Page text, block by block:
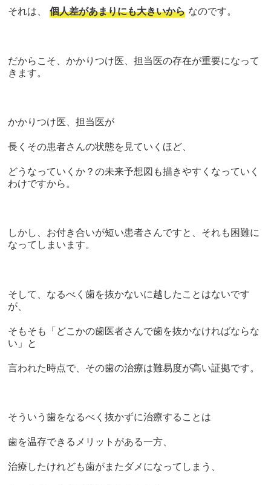
それは、 個人差があまりにも大きいから なのです。
だからこそ、かかりつけ医、担当医の存在が重要になって
きます。
かかりつけ医、担当医が
長くその患者さんの状態を見ていくほど、
どうなっていくか？の未来予想図も描きやすくなっていく
わけですから。
しかし、お付き合いが短い患者さんですと、それも困難に
なってしまいます。
そして、なるべく歯を抜かないに越したことはないです
が、
そもそも「どこかの歯医者さんで歯を抜かなければならな
い」と
言われた時点で、その歯の治療は難易度が高い証拠です。
そういう歯をなるべく抜かずに治療することは
歯を温存できるメリットがある一方、
治療したけれども歯がまたダメになってしまう、